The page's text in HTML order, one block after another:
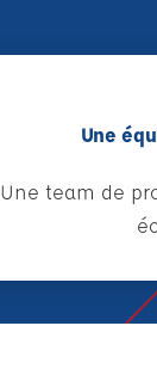
Une
Une team de